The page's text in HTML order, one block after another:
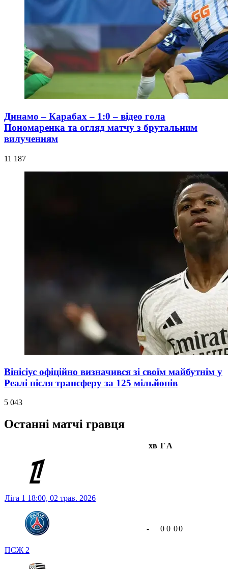
Динамо – Карабах – 1:0 – відео гола
Пономаренка та огляд матчу з брутальним
вилученням
11 187
Вінісіус офіційно визначився зі своїм майбутнім у
Реалі після трансферу за 125 мільйонів
5 043
Останні матчі гравця
хв ГА
Ліга 1 18:00, 02 трав. 2026
ПСЖ 2
- 0 0 00